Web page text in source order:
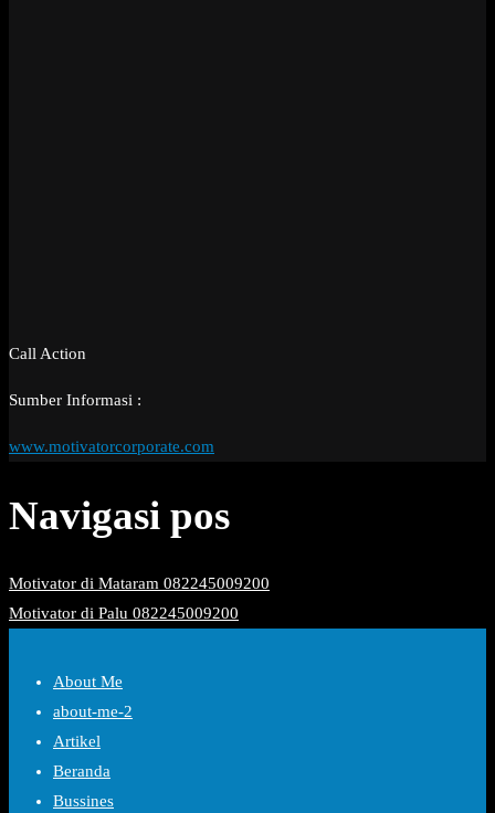
Call Action
Sumber Informasi :
www.motivatorcorporate.com
Navigasi pos
Motivator di Mataram 082245009200
Motivator di Palu 082245009200
About Me
about-me-2
Artikel
Beranda
Bussines